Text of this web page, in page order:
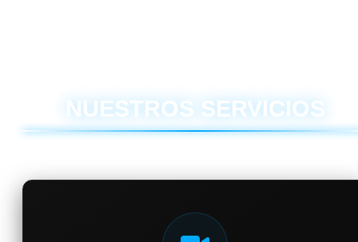
NUESTROS SERVICIOS